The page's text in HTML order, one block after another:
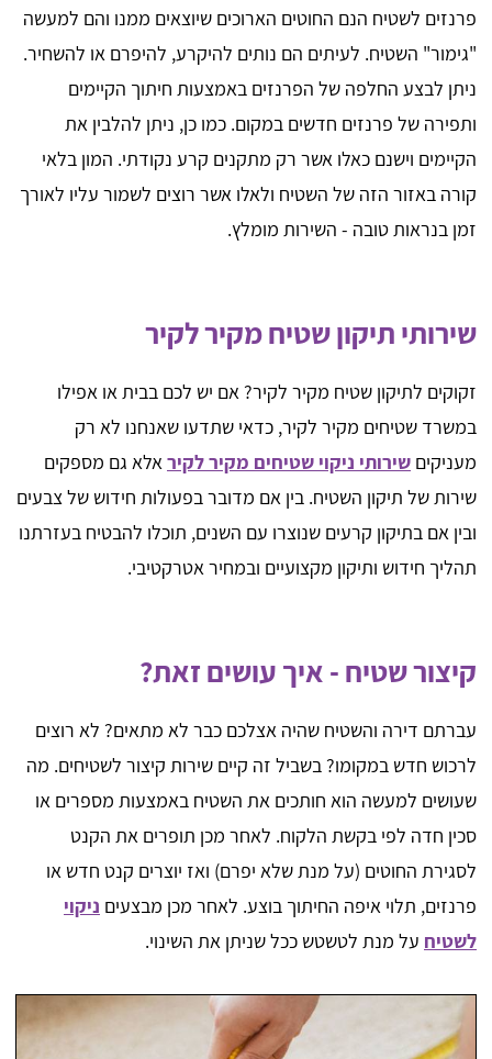
פרנזים לשטיח הנם החוטים הארוכים שיוצאים ממנו והם למעשה
"גימור" השטיח. לעיתים הם נותים להיקרע, להיפרם או להשחיר.
ניתן לבצע החלפה של הפרנזים באמצעות חיתוך הקיימים
ותפירה של פרנזים חדשים במקום. כמו כן, ניתן להלבין את
הקיימים וישנם כאלו אשר רק מתקנים קרע נקודתי. המון בלאי
קורה באזור הזה של השטיח ולאלו אשר רוצים לשמור עליו לאורך
זמן בנראות טובה - השירות מומלץ.
שירותי תיקון שטיח מקיר לקיר
זקוקים לתיקון שטיח מקיר לקיר? אם יש לכם בבית או אפילו
במשרד שטיחים מקיר לקיר, כדאי שתדעו שאנחנו לא רק
מעניקים שירותי ניקוי שטיחים מקיר לקיראלא גם מספקים
שירות של תיקון השטיח. בין אם מדובר בפעולות חידוש של צבעים
ובין אם בתיקון קרעים שנוצרו עם השנים, תוכלו להבטיח בעזרתנו
תהליך חידוש ותיקון מקצועיים ובמחיר אטרקטיבי.
קיצור שטיח - איך עושים זאת?
עברתם דירה והשטיח שהיה אצלכם כבר לא מתאים? לא רוצים
לרכוש חדש במקומו? בשביל זה קיים שירות קיצור לשטיחים. מה
שעושים למעשה הוא חותכים את השטיח באמצעות מספרים או
סכין חדה לפי בקשת הלקוח. לאחר מכן תופרים את הקנט
לסגירת החוטים (על מנת שלא יפרם) ואז יוצרים קנט חדש או
פרנזים, תלוי איפה החיתוך בוצע. לאחר מכן מבצעים ניקוי
לשטיח על מנת לטשטש ככל שניתן את השינוי.